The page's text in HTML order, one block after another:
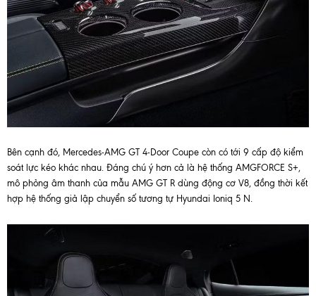
Bên cạnh đó, Mercedes-AMG GT 4-Door Coupe còn có tới 9 cấp độ kiểm
soát lực kéo khác nhau. Đáng chú ý hơn cả là hệ thống AMGFORCE S+,
mô phỏng âm thanh của mẫu AMG GT R dùng động cơ V8, đồng thời kết
hợp hệ thống giả lập chuyển số tương tự Hyundai Ioniq 5 N.